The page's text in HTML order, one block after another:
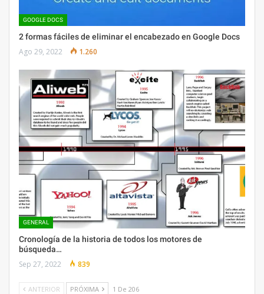
GOOGLE DOCS
2 formas fáciles de eliminar el encabezado en Google Docs
Ago 29, 2022 1.260
GENERAL
Cronología de la historia de todos los motores de
búsqueda…
Sep 27, 2022 839
ANTERIOR PRÓXIMA 1 De 206